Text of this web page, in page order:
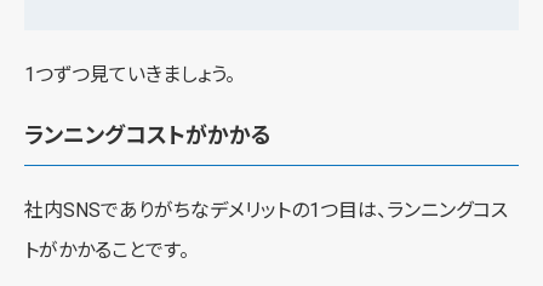
1つずつ見ていきましょう。
ランニングコストがかかる
社内SNSでありがちなデメリットの1つ目は、ランニングコス
トがかかることです。